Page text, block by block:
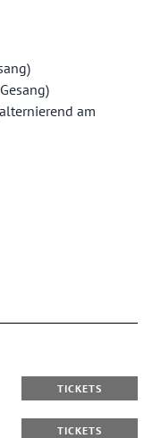
am
TICKETS
TICKETS